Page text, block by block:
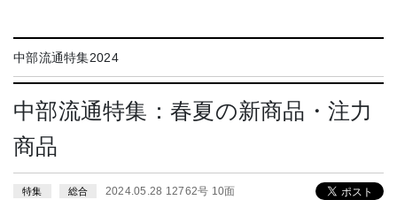
中部流通特集2024
中部流通特集：春夏の新商品・注力
商品
特集 総合 2024.05.28 12762号 10面